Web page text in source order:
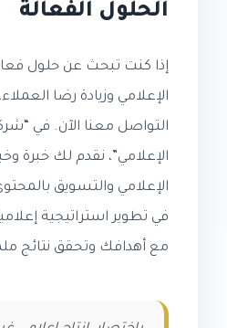
الحلول الفعالة
إذا كنت تبحث عن حلول
الإعلامي وزيادة رضا
التواصل معنا الآن. في
الإعلامي”، نقدم لك خبرة
الإعلامي والتسويق
في تطوير استراتيجية
مع أهدافك وتحقق نتائج